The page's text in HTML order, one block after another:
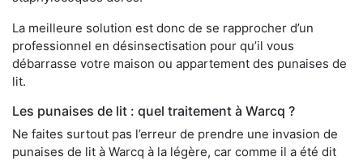
La meilleure solution est donc de se rapprocher d’un
professionnel en désinsectisation pour qu’il vous
débarrasse votre maison ou appartement des punaises de
lit.
Les punaises de lit : quel traitement à Warcq ?
Ne faites surtout pas l’erreur de prendre une invasion de
punaises de lit à Warcq à la légère, car comme il a été dit